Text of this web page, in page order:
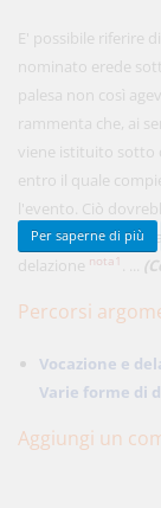
E' possibile riferire
nominato erede
palesa non così
rammenta che, ai
viene istituito sotto
entro il quale
l'evento. Ciò
in essere un atto
delazione nota1
Percorsi
Vocazione e
Varie forme di
Aggiungi un
Per saperne di più